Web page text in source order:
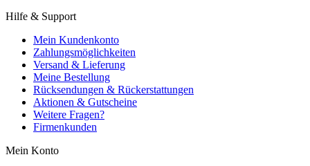
Hilfe & Support
Mein Kundenkonto
Zahlungsmöglichkeiten
Versand & Lieferung
Meine Bestellung
Rücksendungen & Rückerstattungen
Aktionen & Gutscheine
Weitere Fragen?
Firmenkunden
Mein Konto